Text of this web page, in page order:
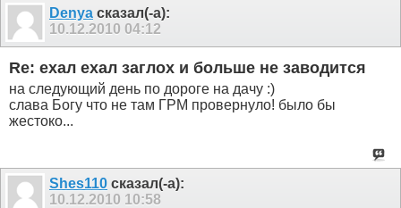
Denya сказал(-а):
10.12.2010 04:12
Re: ехал ехал заглох и больше не заводится
на следующий день по дороге на дачу :)
слава Богу что не там ГРМ провернуло! было бы
жестоко...
Shes110 сказал(-а):
10.12.2010 10:58